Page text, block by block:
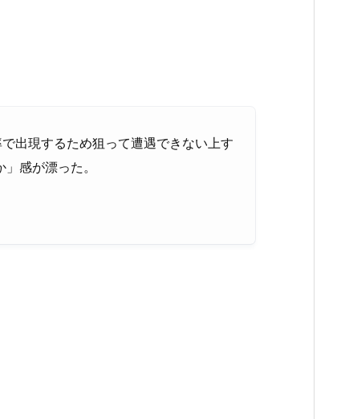
出現するため狙って遭遇できない上す
感が漂った。